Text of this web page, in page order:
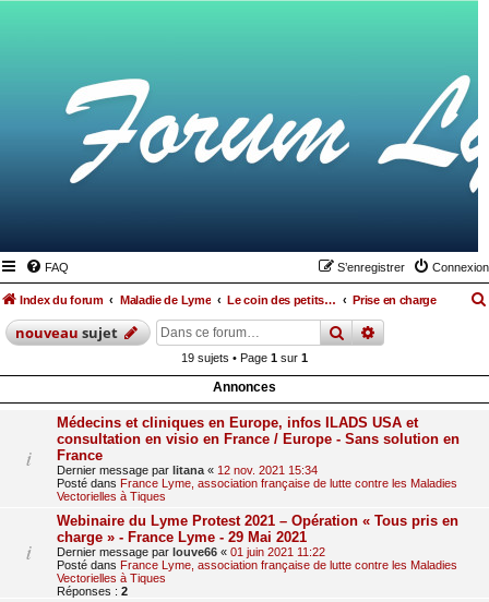
FAQ Connexion
S’enregistrer
Index du forum Maladie de Lyme Le coin des petits lymés Prise en charge
nouveausujet rechercher
recherche
19 sujets • Page 1 sur 1
Annonces
Médecins et cliniques en Europe, infos ILADS USA et
consultation en visio en France / Europe - Sans solution en
France
Dernier message par litana « 12 nov. 2021 15:34
Posté dans France Lyme, association française de lutte contre les Maladies
Vectorielles à Tiques
Webinaire du Lyme Protest 2021 – Opération « Tous pris en
charge » - France Lyme - 29 Mai 2021
Dernier message par louve66 « 01 juin 2021 11:22
Posté dans France Lyme, association française de lutte contre les Maladies
Vectorielles à Tiques
Réponses : 2